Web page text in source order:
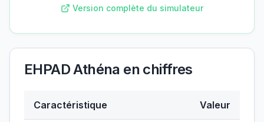
Version complète du simulateur
EHPAD Athéna en chiffres
Caractéristique Valeur